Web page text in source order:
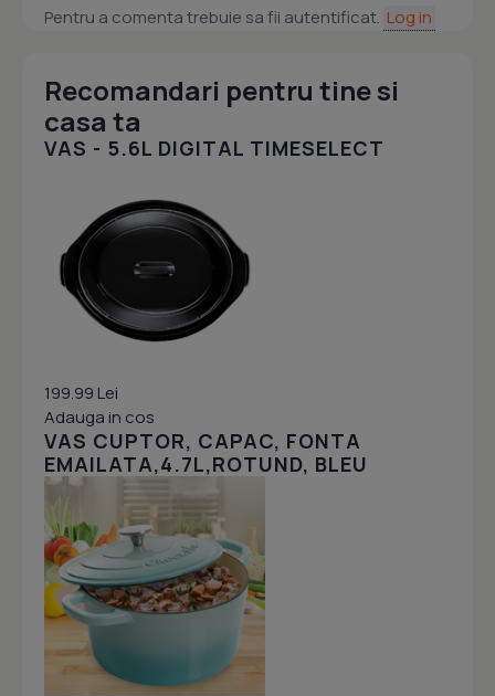
Pentru a comenta trebuie sa fii autentificat. Log in
Recomandari pentru tine si
casa ta
VAS - 5.6L DIGITAL TIMESELECT
199.99 Lei
Adauga in cos
VAS CUPTOR, CAPAC, FONTA
EMAILATA,4.7L,ROTUND, BLEU